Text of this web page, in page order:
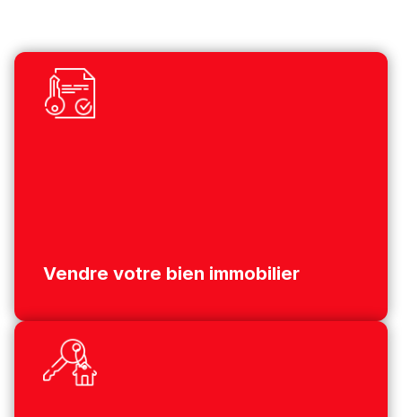
Vendre votre bien immobilier